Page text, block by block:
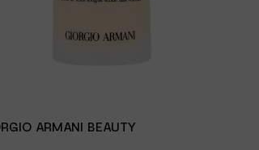
ARMANI BEAUTY